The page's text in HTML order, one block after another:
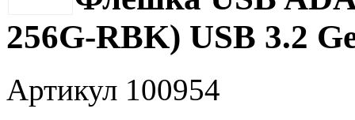
256G-RBK) USB 3.2
Артикул 100954